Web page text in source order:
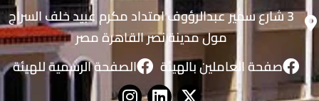
3 شارع سمير عبدالرؤوف امتداد مكرم عبيد خلف السراج
مول مدينة نصر القاهرة مصر
صفحة العاملين بالهيئة
الصفحة الرسمية للهيئة